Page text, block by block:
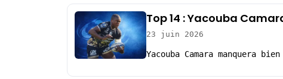
Top 14 : Yacouba
23 juin 2026
Yacouba Camara manquera